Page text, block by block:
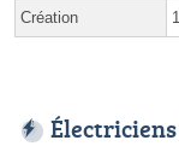
Création